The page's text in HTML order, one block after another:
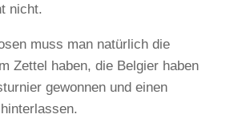
nicht.
muss man natürlich die
Zettel haben, die Belgier haben
gewonnen und einen